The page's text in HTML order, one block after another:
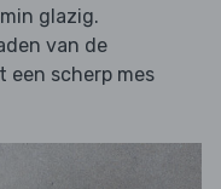
glazig.
van de
een scherp mes